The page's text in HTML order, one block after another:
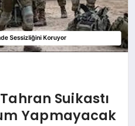
Suikastı
Yapmayacak